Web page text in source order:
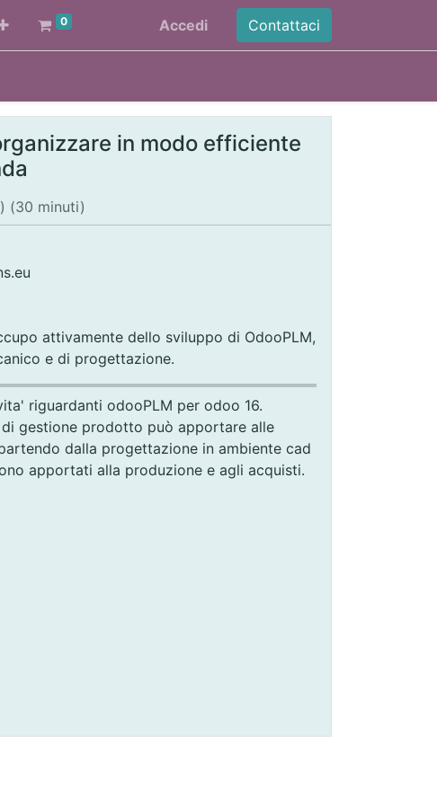
0 Accedi Contattaci
in modo efficiente
) (30 minuti)
attivamente dello sviluppo di OdooPLM,
e di progettazione.
riguardanti odooPLM per odoo 16.
gestione prodotto può apportare alle
dalla progettazione in ambiente cad
apportati alla produzione e agli acquisti.